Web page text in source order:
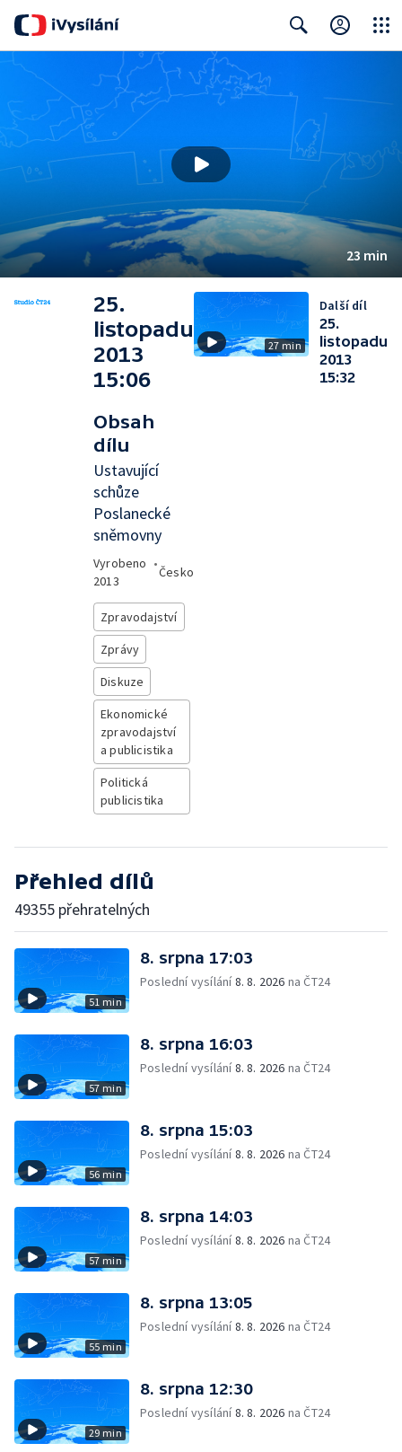
23 min
25.
listopadu
2013
15:06
Obsah
dílu
Ustavující
schůze
Poslanecké
sněmovny
Vyrobeno
2013
•
Česko
Zpravodajství
Zprávy
Diskuze
Ekonomické
zpravodajství
a publicistika
Politická
publicistika
27 min
Další díl
25.
listopadu
2013
15:32
Přehled dílů
49355 přehratelných
51 min
8. srpna 17:03
Poslední vysílání8. 8. 2026 na ČT24
57 min
8. srpna 16:03
Poslední vysílání8. 8. 2026 na ČT24
56 min
8. srpna 15:03
Poslední vysílání8. 8. 2026 na ČT24
57 min
8. srpna 14:03
Poslední vysílání8. 8. 2026 na ČT24
55 min
8. srpna 13:05
Poslední vysílání8. 8. 2026 na ČT24
29 min
8. srpna 12:30
Poslední vysílání8. 8. 2026 na ČT24